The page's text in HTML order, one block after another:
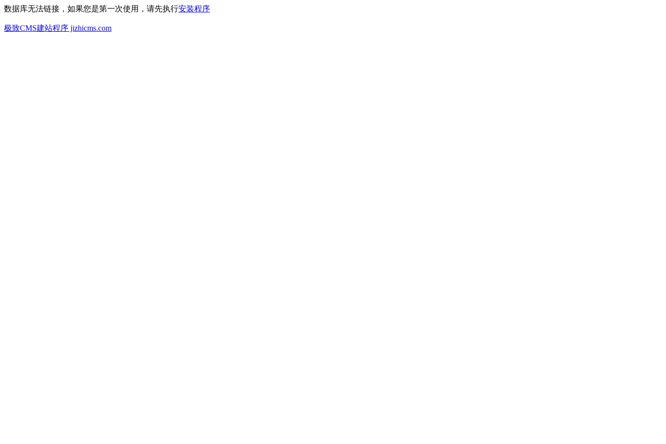
数据库无法链接，如果您是第一次使用，请先执行安装程序
极致CMS建站程序 jizhicms.com